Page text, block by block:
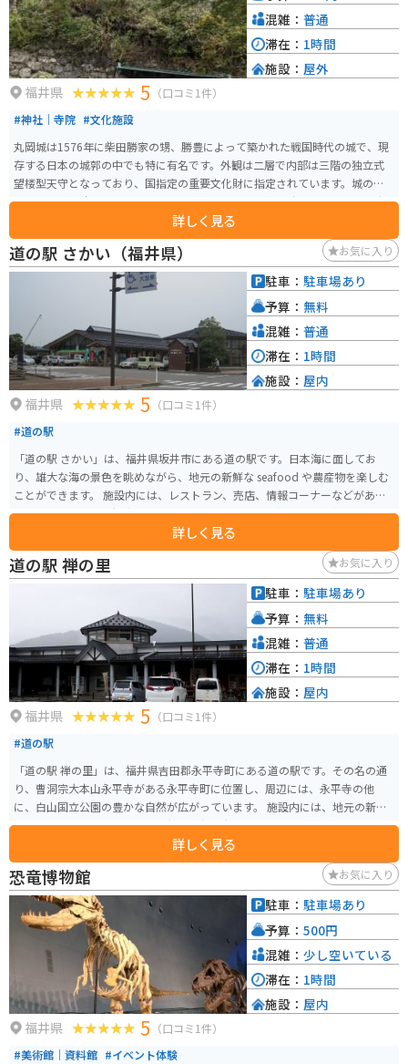
福井県 5 （口コミ1件）
#神社｜寺院 #文化施設
丸岡城は1576年に柴田勝家の甥、勝豊によって築かれた戦国時代の城で、現
存する日本の城郭の中でも特に有名です。外観は二層で内部は三階の独立式
望楼型天守となっており、国指定の重要文化財に指定されています。城の石
垣は「野づら積み」と呼ばれる古い方式で築かれ、排水性が良いことから大
は美しい桜が満開になります。「日本のさくら名所100選」にも選ばれてお
り、4月には城下で丸岡城桜まつりが開催されます。また、丸岡城は「日本10
0名城」にも選定されており、その歴史と美しさを感じることができる観光ス
詳しく見る
混雑： 普通
滞在： 1時間
施設： 屋外
道の駅 さかい（福井県） お気に入り
福井県 5 （口コミ1件）
#道の駅
「道の駅 さかい」は、福井県坂井市にある道の駅です。日本海に面してお
り、雄大な海の景色を眺めながら、地元の新鮮な seafood や農産物を楽しむ
ことができます。 施設内には、レストラン、売店、情報コーナーなどがあ
り、地元の特産品や観光情報を入手できます。特に、新鮮な魚介類を使った
海鮮丼や、地元産の野菜を使った料理が人気です。また、売店では、地元の
銘菓や地酒、工芸品なども販売されています。 バイクで訪れる場合、道の駅
さかいは、日本海沿岸を走る国道305号線沿いに位置しており、ツーリングの
休憩場所としても最適です。広い駐車場も完備されているので、安心してバ
光スポットも点在しています。道の駅 さかいを拠点に、周辺の観光を楽しむ
のも良いでしょう。
詳しく見る
駐車： 駐車場あり
予算： 無料
混雑： 普通
滞在： 1時間
施設： 屋内
道の駅 禅の里 お気に入り
福井県 5 （口コミ1件）
#道の駅
「道の駅 禅の里」は、福井県吉田郡永平寺町にある道の駅です。その名の通
り、曹洞宗大本山永平寺がある永平寺町に位置し、周辺には、永平寺の他
に、白山国立公園の豊かな自然が広がっています。 施設内には、地元の新鮮
な野菜や特産品を販売する物産館や、永平寺町ならではの精進料理やそばな
どを味わえるレストランがあります。 バイクで訪れる場合、道の駅には広い
駐車場が完備されているので安心です。永平寺周辺は、自然豊かな山間部を
走るワインディングロードが続くので、ツーリングにも最適です。ただし、
山間部は天候が変わりやすいので、雨具の準備など、十分な注意が必要です。
永平寺町の名産品としては、永平寺味噌、永平寺ごま豆腐、越前そばなどが
有名です。道の駅の物産館で購入できるので、お土産にいかがでしょうか。
詳しく見る
駐車： 駐車場あり
予算： 無料
混雑： 普通
滞在： 1時間
施設： 屋内
恐竜博物館 お気に入り
福井県 5 （口コミ1件）
#美術館｜資料館 #イベント体験
駐車： 駐車場あり
予算： 500円
混雑： 少し空いている
滞在： 1時間
施設： 屋内